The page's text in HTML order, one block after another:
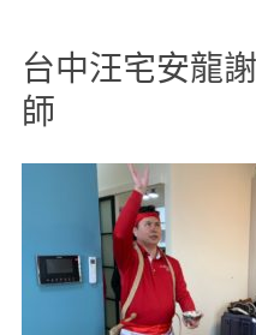
台中汪宅安龍
師